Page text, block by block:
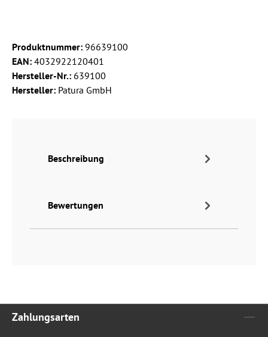
Produktnummer: 96639100
EAN: 4032922120401
Hersteller-Nr.: 639100
Hersteller: Patura GmbH
Beschreibung
Bewertungen
Zahlungsarten